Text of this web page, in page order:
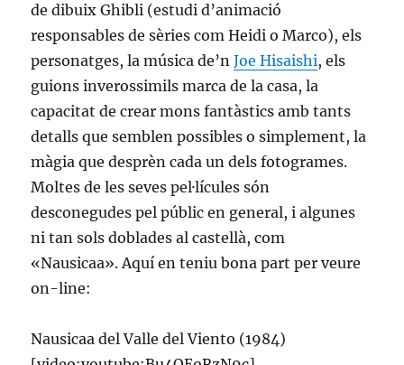
de dibuix Ghibli (estudi d’animació
responsables de sèries com Heidi o Marco), els
personatges, la música de’nJoe Hisaishi, els
guions inverossimils marca de la casa, la
capacitat de crear mons fantàstics amb tants
detalls que semblen possibles o simplement, la
màgia que desprèn cada un dels fotogrames.
Moltes de les seves pel·lícules són
desconegudes pel públic en general, i algunes
ni tan sols doblades al castellà, com
«Nausicaa». Aquí en teniu bona part per veure
on-line:
Nausicaa del Valle del Viento (1984)